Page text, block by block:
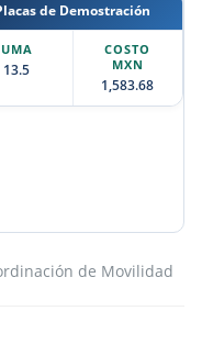
de Demostración
13.5
1,583.68
de Movilidad